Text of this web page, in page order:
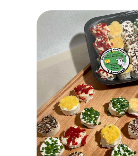
HOME
ONS BEDRIJF
BOEK NU
PRODUCTIEPROCES